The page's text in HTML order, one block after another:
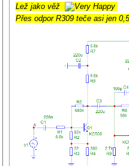
Lež jako věž
Přes odpor R309 teče asi jen